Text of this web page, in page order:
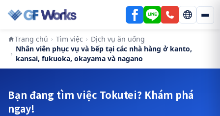
Trang chủ › Tìm việc › Dịch vụ ăn uống
›
Nhân viên phục vụ và bếp tại các nhà hàng ở kanto,
kansai, fukuoka, okayama và nagano
Bạn đang tìm việc Tokutei? Khám phá
ngay!